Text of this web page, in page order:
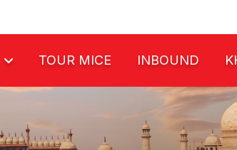
TOUR MICE INBOUND